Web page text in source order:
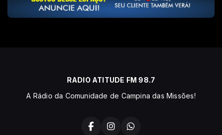
RADIO ATITUDE FM 98.7
A Rádio da Comunidade de Campina das Missões!